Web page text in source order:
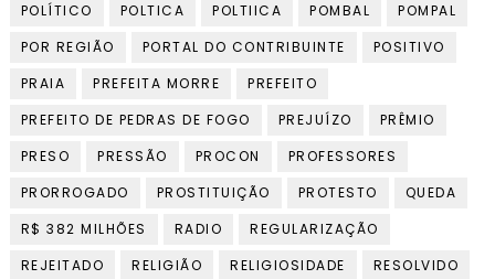
POLÍTICO
POLTICA POLTIICA POMBAL
POMPAL
POR REGIÃO
PORTAL DO CONTRIBUINTE
POSITIVO
PRAIA
PREFEITA MORRE
PREFEITO
PREFEITO DE PEDRAS DE FOGO
PREJUÍZO
PRÊMIO
PRESO
PRESSÃO PROCON
PROFESSORES
PRORROGADO
PROSTITUIÇÃO PROTESTO
QUEDA
R$ 382 MILHÕES
RADIO
REGULARIZAÇÃO
REJEITADO
RELIGIÃO RELIGIOSIDADE
RESOLVIDO